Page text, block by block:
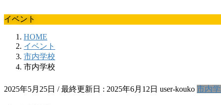
イベント
HOME
イベント
市内学校
市内学校
2025年5月25日 / 最終更新日 : 2025年6月12日 user-kouko 市内